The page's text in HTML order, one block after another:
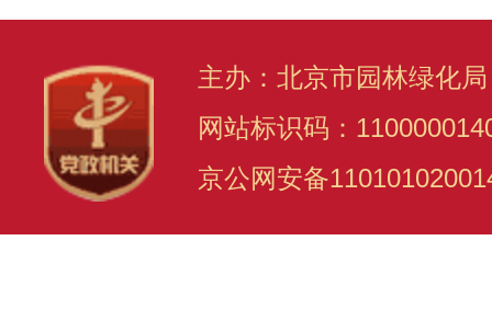
主办：北京市园林绿化
网站标识码：
京公网安备